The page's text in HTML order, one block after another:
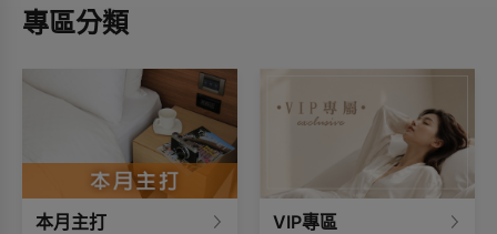
專區分類
本月主打 VIP專區